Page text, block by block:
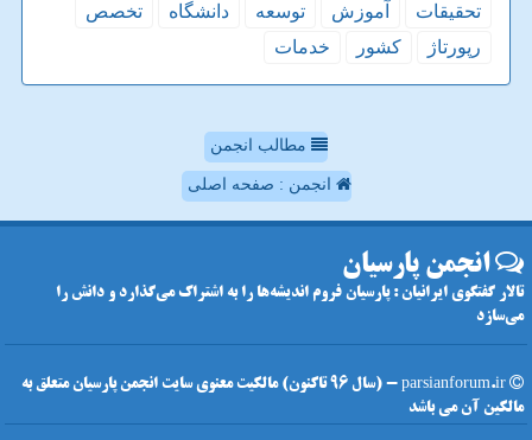
تحقیقات آموزش توسعه دانشگاه
تخصص
رپورتاژ
كشور خدمات
مطالب انجمن
انجمن : صفحه اصلی
انجمن پارسیان
تالار گفتگوی ایرانیان : پارسیان فروم اندیشه‌ها را به اشتراک می‌گذارد و دانش را
می‌سازد
parsianforum.ir - (سال 96 تاکنون) مالکیت معنوی سایت انجمن پارسیان متعلق به
مالکین آن می باشد